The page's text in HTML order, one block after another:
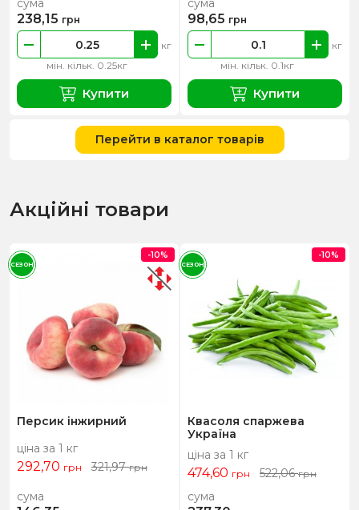
мін. кільк. 0.25кг
кг
сума
238,15 грн
Купити
мін. кільк. 0.1кг
кг
сума
98,65 грн
Купити
Перейти в каталог товарів
Акційні товари
Персик інжирний
ціна за 1 кг
292,70 грн 321,97грн
сума
-10%
СЕЗОН
Квасоля спаржева
Україна
ціна за 1 кг
474,60 грн 522,06грн
сума
-10%
СЕЗОН